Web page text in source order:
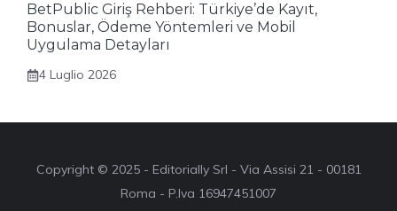
BetPublic Giriş Rehberi: Türkiye’de Kayıt,
Bonuslar, Ödeme Yöntemleri ve Mobil
Uygulama Detayları
4 Luglio 2026
Copyright © 2025 - Editorially Srl - Via Assisi 21 - 00181
Roma - P.Iva 16947451007